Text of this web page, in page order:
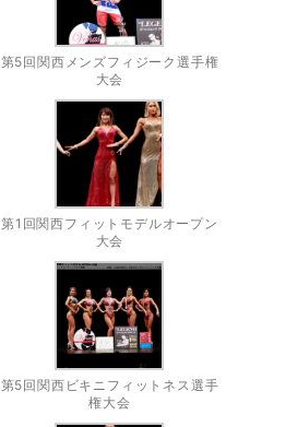
第5回関西メンズフィジーク選手権
大会
第1回関西フィットモデルオープン
大会
第5回関西ビキニフィットネス選手
権大会